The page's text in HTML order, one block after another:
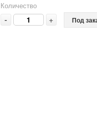
Количество
- + Под